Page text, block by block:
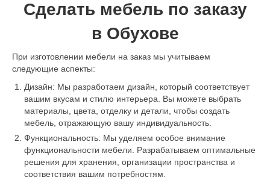
Сделать мебель по заказу
в Обухове
При изготовлении мебели на заказ мы учитываем
следующие аспекты:
Дизайн: Мы разработаем дизайн, который соответствует
вашим вкусам и стилю интерьера. Вы можете выбрать
материалы, цвета, отделку и детали, чтобы создать
мебель, отражающую вашу индивидуальность.
Функциональность: Мы уделяем особое внимание
функциональности мебели. Разрабатываем оптимальные
решения для хранения, организации пространства и
соответствия вашим потребностям.